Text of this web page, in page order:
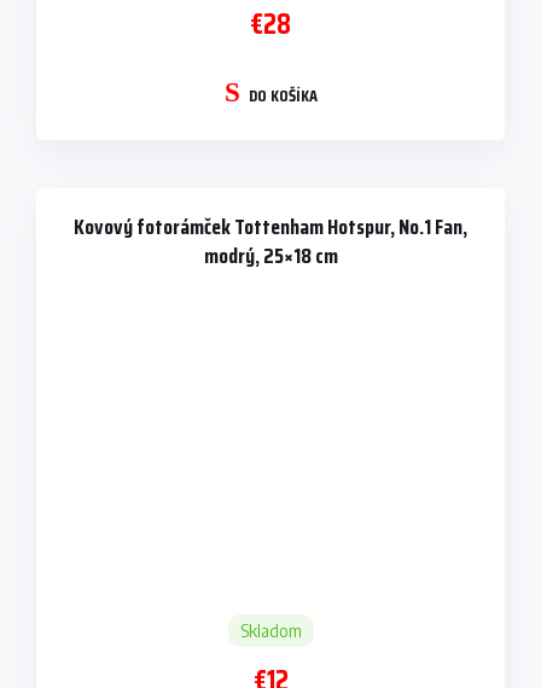
€28
DO KOŠÍKA
Kovový fotorámček Tottenham Hotspur, No.1 Fan,
modrý, 25×18 cm
Skladom